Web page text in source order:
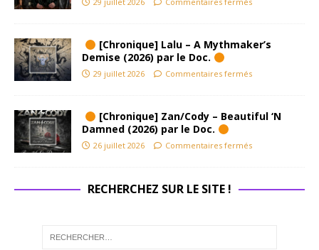
[Chronique] Lalu – A Mythmaker’s
Demise (2026) par le Doc.
29 juillet 2026 Commentaires fermés
[Chronique] Zan/Cody – Beautiful ‘N
Damned (2026) par le Doc.
26 juillet 2026 Commentaires fermés
RECHERCHEZ SUR LE SITE !